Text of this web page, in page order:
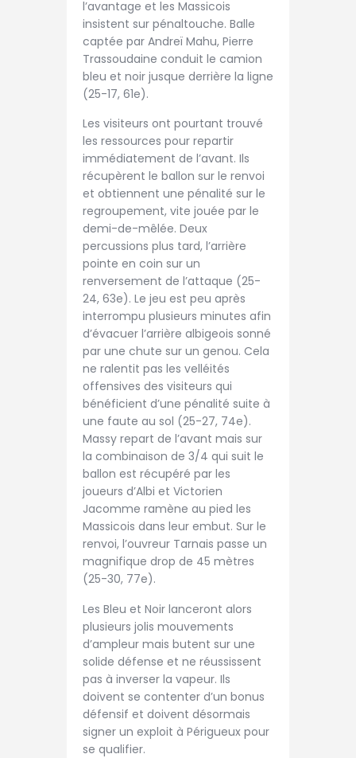
l’avantage et les Massicois
insistent sur pénaltouche. Balle
captée par Andreï Mahu, Pierre
Trassoudaine conduit le camion
bleu et noir jusque derrière la ligne
(25-17, 61e).
Les visiteurs ont pourtant trouvé
les ressources pour repartir
immédiatement de l’avant. Ils
récupèrent le ballon sur le renvoi
et obtiennent une pénalité sur le
regroupement, vite jouée par le
demi-de-mêlée. Deux
percussions plus tard, l’arrière
pointe en coin sur un
renversement de l’attaque (25-
24, 63e). Le jeu est peu après
interrompu plusieurs minutes afin
d’évacuer l’arrière albigeois sonné
par une chute sur un genou. Cela
ne ralentit pas les velléités
offensives des visiteurs qui
bénéficient d’une pénalité suite à
une faute au sol (25-27, 74e).
Massy repart de l’avant mais sur
la combinaison de 3/4 qui suit le
ballon est récupéré par les
joueurs d’Albi et Victorien
Jacomme ramène au pied les
Massicois dans leur embut. Sur le
renvoi, l’ouvreur Tarnais passe un
magnifique drop de 45 mètres
(25-30, 77e).
Les Bleu et Noir lanceront alors
plusieurs jolis mouvements
d’ampleur mais butent sur une
solide défense et ne réussissent
pas à inverser la vapeur. Ils
doivent se contenter d’un bonus
défensif et doivent désormais
signer un exploit à Périgueux pour
se qualifier.